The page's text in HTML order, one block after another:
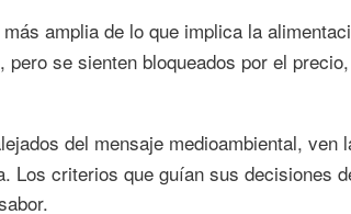
amplia de lo que implica la
se sienten bloqueados por el
del mensaje medioambiental, ven
Los criterios que guían sus decisiones